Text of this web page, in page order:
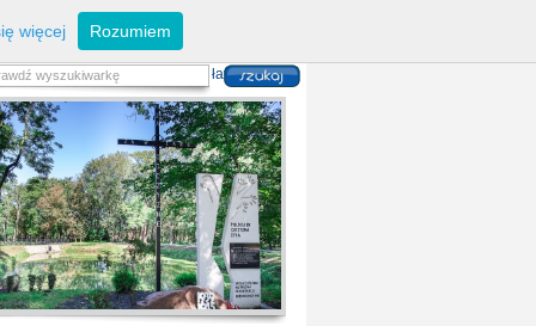
arządzanie kryzysowe
Dróg
lan zagospodarowania
gospodarcza
odatki i opłaty lokalne
i usług danych przestrzennych
więcej Rozumiem